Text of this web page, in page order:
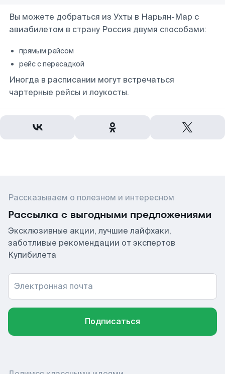
Вы можете добраться из Ухты в Нарьян-Мар с
авиабилетом в страну Россия двумя способами:
прямым рейсом
рейс с пересадкой
Иногда в расписании могут встречаться
чартерные рейсы и лоукосты.
Рассказываем о полезном и интересном
Рассылка с выгодными предложениями
Эксклюзивные акции, лучшие лайфхаки,
заботливые рекомендации от экспертов
Купибилета
Электронная почта
Подписаться